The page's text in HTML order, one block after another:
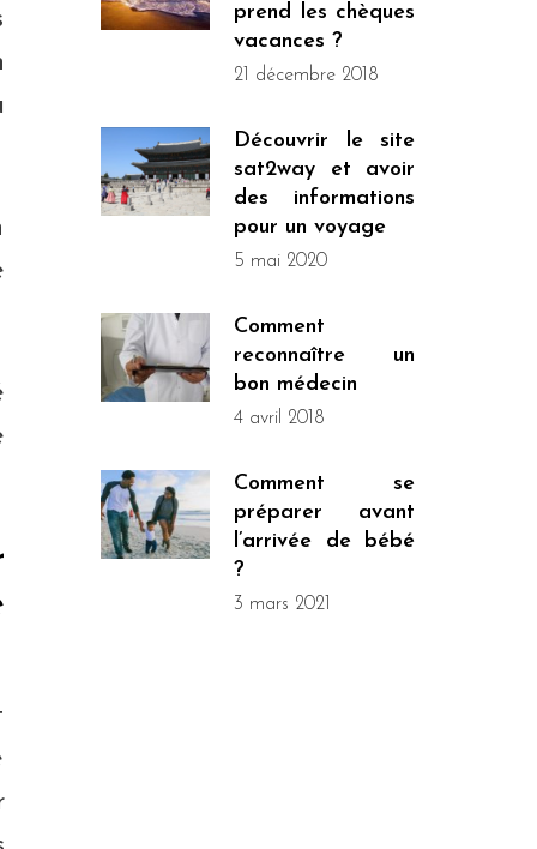
prend les chèques
vacances ?
21 décembre 2018
Découvrir le site
sat2way et avoir
des informations
pour un voyage
5 mai 2020
Comment
reconnaître un
bon médecin
4 avril 2018
Comment se
préparer avant
l’arrivée de bébé
?
3 mars 2021